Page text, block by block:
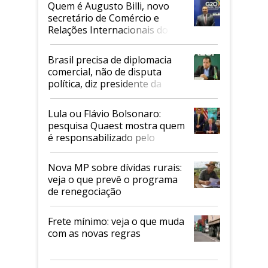
Quem é Augusto Billi, novo
secretário de Comércio e
Relações Internacionais do
Mapa
Brasil precisa de diplomacia
comercial, não de disputa
política, diz presidente da
Faesp
Lula ou Flávio Bolsonaro:
pesquisa Quaest mostra quem
é responsabilizado pelo
tarifaço dos EUA
Nova MP sobre dívidas rurais:
veja o que prevê o programa
de renegociação
Frete mínimo: veja o que muda
com as novas regras